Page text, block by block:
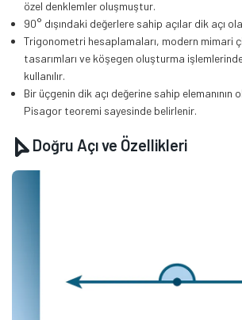
özel denklemler oluşmuştur.
90° dışındaki değerlere sahip açılar dik açı
Trigonometri hesaplamaları, modern mimari
tasarımları ve köşegen oluşturma
kullanılır.
Bir üçgenin dik açı değerine sahip elemanının
Pisagor teoremi sayesinde belirlenir.
Doğru Açı ve Özellikleri